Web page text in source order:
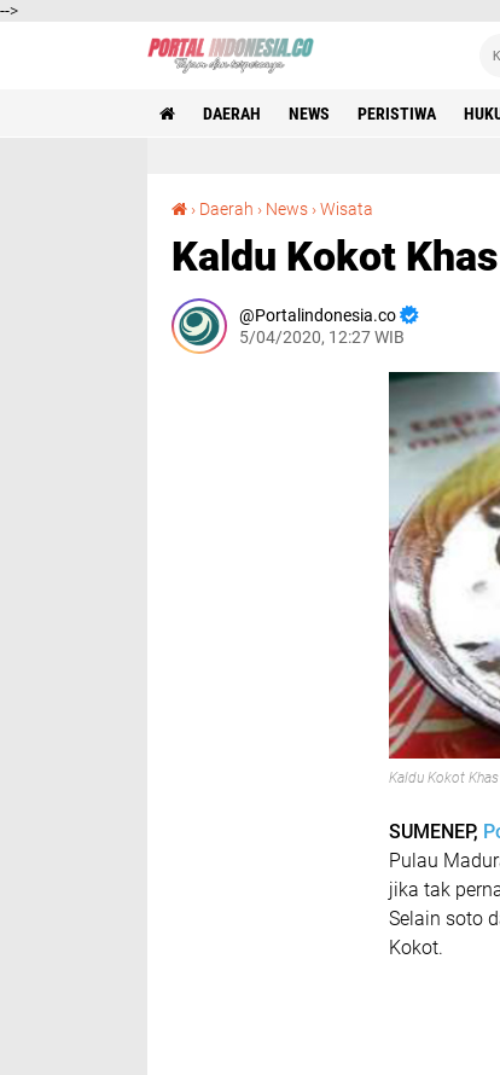
-->
DAERAH NEWS PERISTIWA
› Daerah › News ›Wisata
Kaldu Kokot
Portalindonesia.co
5/04/2020, 12:27 WIB
Kaldu Kokot
SUMENEP,
Pulau
jika tak
Selain soto
Kokot.